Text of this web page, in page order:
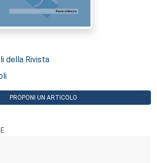
della Rivista
PROPONI UN ARTICOLO